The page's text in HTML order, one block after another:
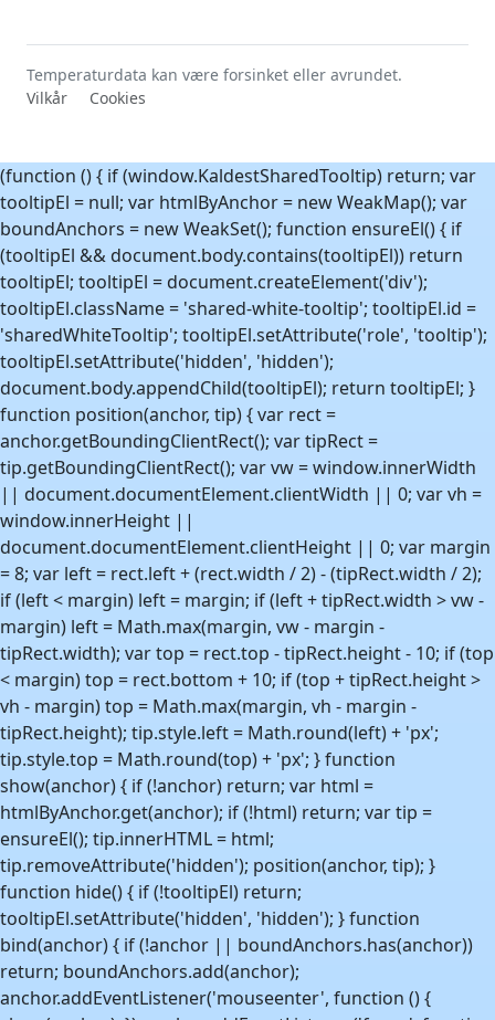
Temperaturdata kan være forsinket eller avrundet.
Vilkår
Cookies
(function () { if (window.KaldestSharedTooltip) return; var
tooltipEl = null; var htmlByAnchor = new WeakMap(); var
boundAnchors = new WeakSet(); function ensureEl() { if
(tooltipEl && document.body.contains(tooltipEl)) return
tooltipEl; tooltipEl = document.createElement('div');
tooltipEl.className = 'shared-white-tooltip'; tooltipEl.id =
'sharedWhiteTooltip'; tooltipEl.setAttribute('role', 'tooltip');
tooltipEl.setAttribute('hidden', 'hidden');
document.body.appendChild(tooltipEl); return tooltipEl; }
function position(anchor, tip) { var rect =
anchor.getBoundingClientRect(); var tipRect =
tip.getBoundingClientRect(); var vw = window.innerWidth
|| document.documentElement.clientWidth || 0; var vh =
window.innerHeight ||
document.documentElement.clientHeight || 0; var margin
= 8; var left = rect.left + (rect.width / 2) - (tipRect.width / 2);
if (left < margin) left = margin; if (left + tipRect.width > vw -
margin) left = Math.max(margin, vw - margin -
tipRect.width); var top = rect.top - tipRect.height - 10; if (top
< margin) top = rect.bottom + 10; if (top + tipRect.height >
vh - margin) top = Math.max(margin, vh - margin -
tipRect.height); tip.style.left = Math.round(left) + 'px';
tip.style.top = Math.round(top) + 'px'; } function
show(anchor) { if (!anchor) return; var html =
htmlByAnchor.get(anchor); if (!html) return; var tip =
ensureEl(); tip.innerHTML = html;
tip.removeAttribute('hidden'); position(anchor, tip); }
function hide() { if (!tooltipEl) return;
tooltipEl.setAttribute('hidden', 'hidden'); } function
bind(anchor) { if (!anchor || boundAnchors.has(anchor))
return; boundAnchors.add(anchor);
anchor.addEventListener('mouseenter', function () {